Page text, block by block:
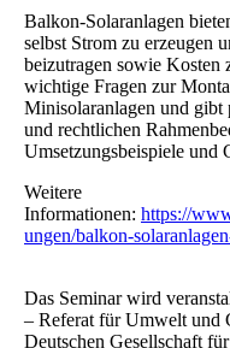
Balkon-Solaranlagen
selbst Strom zu erzeugen
beizutragen sowie Kosten
wichtige Fragen zur
Minisolaranlagen und gibt
und rechtlichen
Umsetzungsbeispiele und
Weitere
Informationen: https://
ungen/balkon-
Das Seminar wird
– Referat für Umwelt und
Deutschen Gesellschaft